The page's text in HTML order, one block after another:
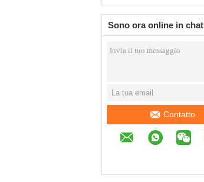
Sono ora online in chat
Contatto